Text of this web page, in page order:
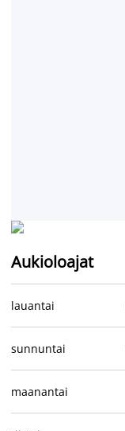
Aukioloajat
lauantai
sunnuntai
maanantai